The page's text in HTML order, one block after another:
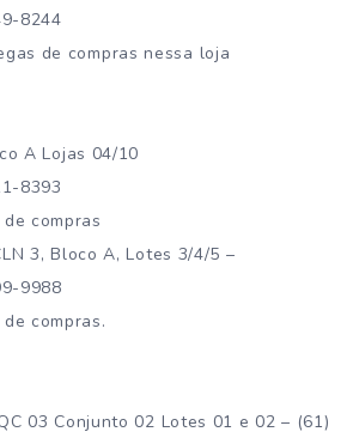
8244
de compras nessa loja
A Lojas 04/10
8393
compras
3, Bloco A, Lotes 3/4/5 –
9988
compras.
03 Conjunto 02 Lotes 01 e 02 – (61)